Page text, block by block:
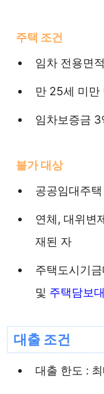
주택 조건
임차 전용면
만 25세 미만
임차보증금
불가 대상
공공임대주
연체, 대위변
재된 자
주택도시기
및 주택담보
대출 조건
대출 한도 :